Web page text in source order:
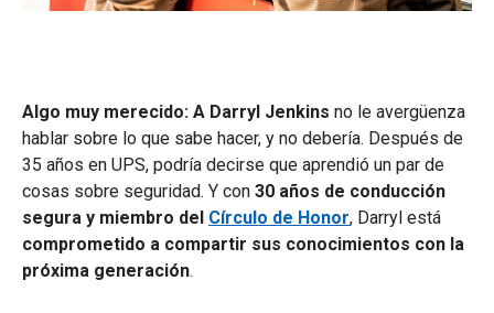
Algo muy merecido: A Darryl Jenkins no le avergüenza
hablar sobre lo que sabe hacer, y no debería. Después de
35 años en UPS, podría decirse que aprendió un par de
cosas sobre seguridad. Y con 30 años de conducción
segura y miembro del Círculo de Honor, Darryl está
comprometido a compartir sus conocimientos con la
próxima generación.